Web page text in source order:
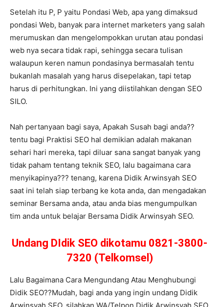
Setelah itu P, P yaitu Pondasi Web, apa yang dimaksud
pondasi Web, banyak para internet marketers yang salah
merumuskan dan mengelompokkan urutan atau pondasi
web nya secara tidak rapi, sehingga secara tulisan
walaupun keren namun pondasinya bermasalah tentu
bukanlah masalah yang harus disepelakan, tapi tetap
harus di perhitungkan. Ini yang diistilahkan dengan SEO
SILO.
Nah pertanyaan bagi saya, Apakah Susah bagi anda??
tentu bagi Praktisi SEO hal demikian adalah makanan
sehari hari mereka, tapi diluar sana sangat banyak yang
tidak paham tentang teknik SEO, lalu bagaimana cara
menyikapinya??? tenang, karena Didik Arwinsyah SEO
saat ini telah siap terbang ke kota anda, dan mengadakan
seminar Bersama anda, atau anda bias mengumpulkan
tim anda untuk belajar Bersama Didik Arwinsyah SEO.
Undang DIdik SEO dikotamu 0821-3800-
7320 (Telkomsel)
Lalu Bagaimana Cara Mengundang Atau Menghubungi
Didik SEO??Mudah, bagi anda yang ingin undang Didik